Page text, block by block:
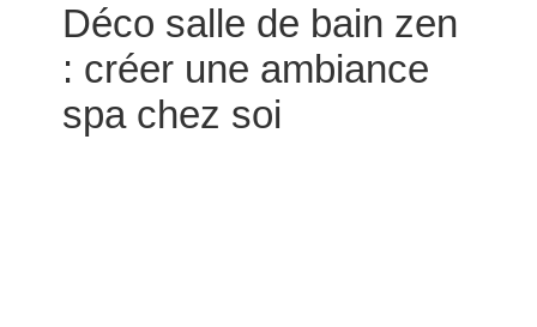
Déco salle de bain zen
: créer une ambiance
spa chez soi